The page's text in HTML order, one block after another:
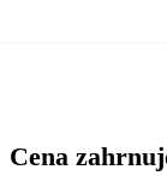
Cena